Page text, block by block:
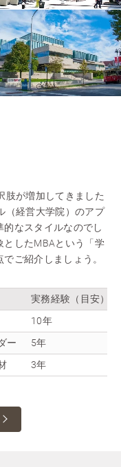
肢が増加してきました
（経営大学院）のアプ
なスタイルなのでし
としたMBAという「学
ご紹介しましょう。
実務経験（目安）
10年
ー
5年
3年